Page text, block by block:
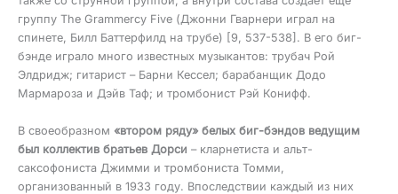
группу The Grammercy Five (Джонни Гварнери играл на
спинете, Билл Баттерфилд на трубе) [9, 537-538]. В его биг-
бэнде играло много известных музыкантов: трубач Рой
Элдридж; гитарист – Барни Кессел; барабанщик Додо
Мармароза и Дэйв Таф; и тромбонист Рэй Конифф.
В своеобразном «втором ряду» белых биг-бэндов ведущим
был коллектив братьев Дорси – кларнетиста и альт-
саксофониста Джимми и тромбониста Томми,
организованный в 1933 году. Впоследствии каждый из них